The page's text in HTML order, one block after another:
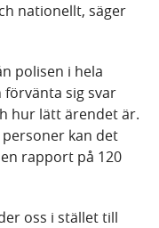
nationellt, säger
polisen i hela
sig svar
hur lätt ärendet är.
kan det
rapport på 120
oss i stället till